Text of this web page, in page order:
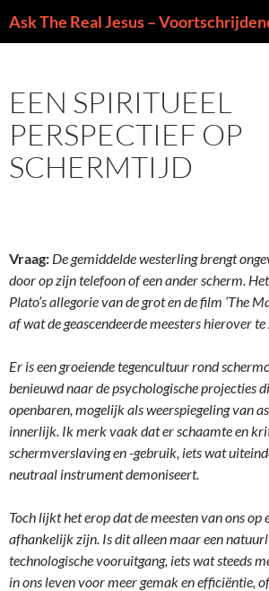
naar
EEN SPIRITUEEL
PERSPECTIEF OP
SCHERMTIJD
Vraag: De gemiddelde westerling brengt
door op zijn telefoon of een ander scherm.
Plato’s allegorie van de grot en de film ‘The
af wat de geascendeerde meesters hierover te
Er is een groeiende tegencultuur rond
benieuwd naar de psychologische projecties
openbaren, mogelijk als weerspiegeling van
innerlijk. Ik merk vaak dat er schaamte en
schermverslaving en -gebruik, iets wat
neutraal instrument demoniseert.
Toch lijkt het erop dat de meesten van ons op
afhankelijk zijn. Is dit alleen maar een
technologische vooruitgang, iets wat steeds
in ons leven voor meer gemak en efficiëntie,